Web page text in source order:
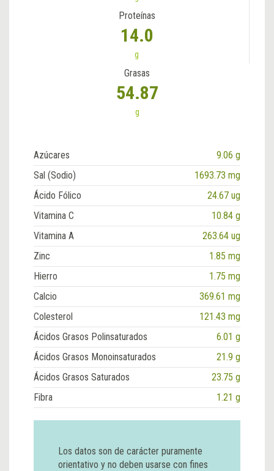
Proteínas
14.0
g
Grasas
54.87
g
Azúcares
9.06 g
Sal (Sodio)
1693.73 mg
Ácido Fólico
24.67 ug
Vitamina C
10.84 g
Vitamina A
263.64 ug
Zinc
1.85 mg
Hierro
1.75 mg
Calcio
369.61 mg
Colesterol
121.43 mg
Ácidos Grasos Polinsaturados
6.01 g
Ácidos Grasos Monoinsaturados
21.9 g
Ácidos Grasos Saturados
23.75 g
Fibra
1.21 g
Los datos son de carácter puramente
orientativo y no deben usarse con fines